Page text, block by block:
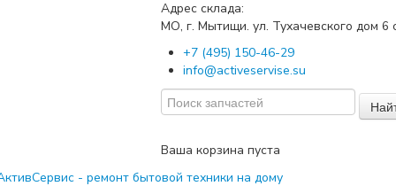
Адрес склада:
МО, г. Мытищи. ул. Тухачевского дом 6
+7 (495) 150-46-29
info@activeservise.su
Ваша корзина пуста